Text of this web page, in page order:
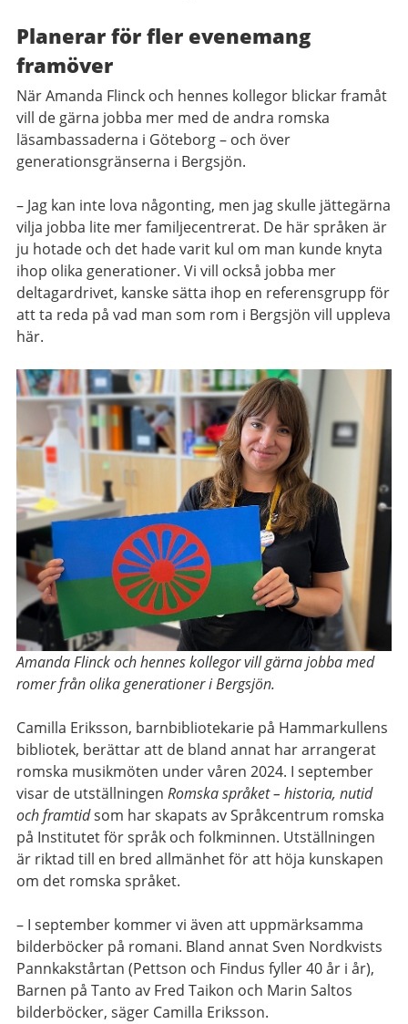
Planerar för fler evenemang
framöver
När Amanda Flinck och hennes kollegor blickar framåt
vill de gärna jobba mer med de andra romska
läsambassaderna i Göteborg – och över
generationsgränserna i Bergsjön.
– Jag kan inte lova någonting, men jag skulle jättegärna
vilja jobba lite mer familjecentrerat. De här språken är
ju hotade och det hade varit kul om man kunde knyta
ihop olika generationer. Vi vill också jobba mer
deltagardrivet, kanske sätta ihop en referensgrupp för
att ta reda på vad man som rom i Bergsjön vill uppleva
här.
Amanda Flinck och hennes kollegor vill gärna jobba med
romer från olika generationer i Bergsjön.
Camilla Eriksson, barnbibliotekarie på Hammarkullens
bibliotek, berättar att de bland annat har arrangerat
romska musikmöten under våren 2024. I september
visar de utställningen Romska språket – historia, nutid
och framtidsom har skapats av Språkcentrum romska
på Institutet för språk och folkminnen. Utställningen
är riktad till en bred allmänhet för att höja kunskapen
om det romska språket.
– I september kommer vi även att uppmärksamma
bilderböcker på romani. Bland annat Sven Nordkvists
Pannkakstårtan (Pettson och Findus fyller 40 år i år),
Barnen på Tanto av Fred Taikon och Marin Saltos
bilderböcker, säger Camilla Eriksson.